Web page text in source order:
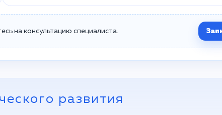
на консультацию специалиста.
развития